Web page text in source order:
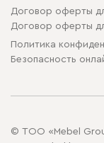
Договор оферты
Договор оферты
Политика
Безопасность
© ТОО «Mebel